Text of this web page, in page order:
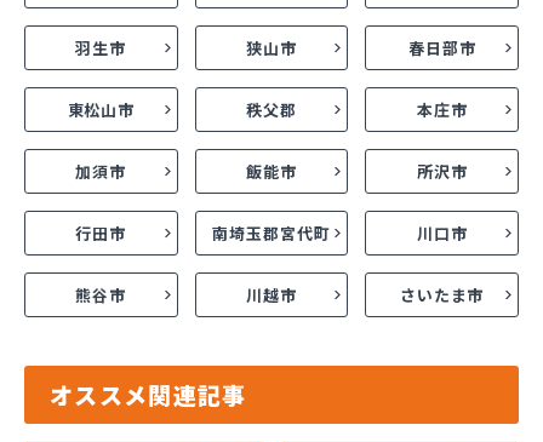
羽生市 狭山市 春日部市
東松山市 秩父郡 本庄市
加須市 飯能市 所沢市
行田市 南埼玉郡宮代町 川口市
熊谷市 川越市 さいたま市
オススメ関連記事